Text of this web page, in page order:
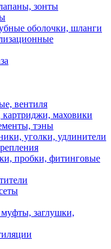
зонты
оболочки, шланги
вентиля
маховики
тэны
уголки, удлинители
пробки, фитинговые
заглушки,